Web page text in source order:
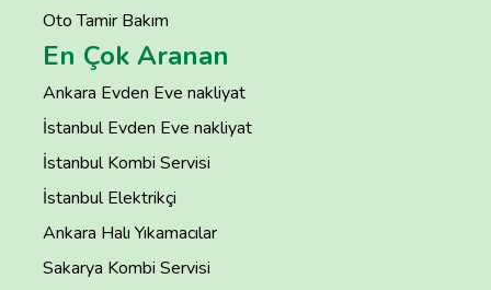
Oto Tamir Bakım
En Çok Aranan
Ankara Evden Eve nakliyat
İstanbul Evden Eve nakliyat
İstanbul Kombi Servisi
İstanbul Elektrikçi
Ankara Halı Yıkamacılar
Sakarya Kombi Servisi